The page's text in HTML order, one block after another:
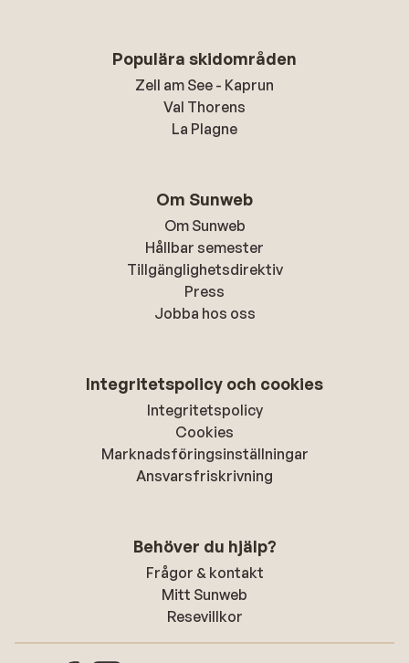
Populära skidområden
Zell am See - Kaprun
Val Thorens
La Plagne
Om Sunweb
Om Sunweb
Hållbar semester
Tillgänglighetsdirektiv
Press
Jobba hos oss
Integritetspolicy och cookies
Integritetspolicy
Cookies
Marknadsföringsinställningar
Ansvarsfriskrivning
Behöver du hjälp?
Frågor & kontakt
Mitt Sunweb
Resevillkor